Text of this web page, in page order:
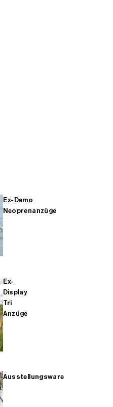
Ex-Demo
Neoprenanzüge
Ex-
Display
Tri
Anzüge
Ausstellungsware